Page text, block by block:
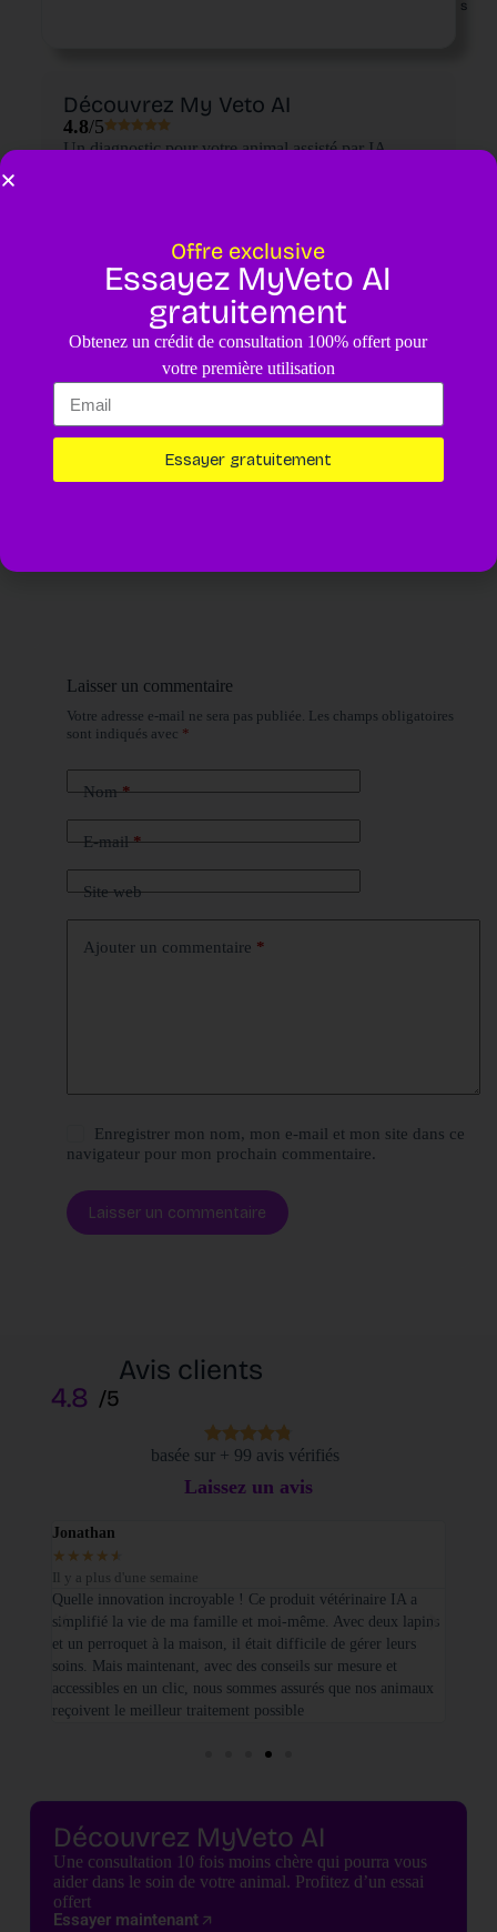
s
Découvrez My Veto AI
4.8/5
Un diagnostic pour votre animal assisté par IA.
Laisser un commentaire
Votre adresse e-mail ne sera pas publiée. Les champs obligatoires
sont indiqués avec *
Nom*
E-mail*
Site web
Ajouter un commentaire *
Enregistrer mon nom, mon e-mail et mon site dans ce
navigateur pour mon prochain commentaire.
Laisser un commentaire
Avis clients
4.8 /5
basée sur + 99 avis vérifiés
Laissez un avis
Jonathan
★ ★ ★ ★ ★
Il y a plus d'une semaine
Quelle innovation incroyable ! Ce produit vétérinaire IA a
simplifié la vie de ma famille et moi-même. Avec deux lapins
et un perroquet à la maison, il était difficile de gérer leurs
soins. Mais maintenant, avec des conseils sur mesure et
accessibles en un clic, nous sommes assurés que nos animaux
reçoivent le meilleur traitement possible
Découvrez MyVeto AI
Une consultation 10 fois moins chère qui pourra vous
aider dans le soin de votre animal. Profitez d’un essai
offert
Essayer maintenant
Offre exclusive
Essayez MyVeto AI
gratuitement
Obtenez un crédit de consultation 100% offert pour
votre première utilisation
Essayer gratuitement